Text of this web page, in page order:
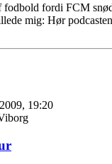
fordi FCM
mig: Hør
19:20